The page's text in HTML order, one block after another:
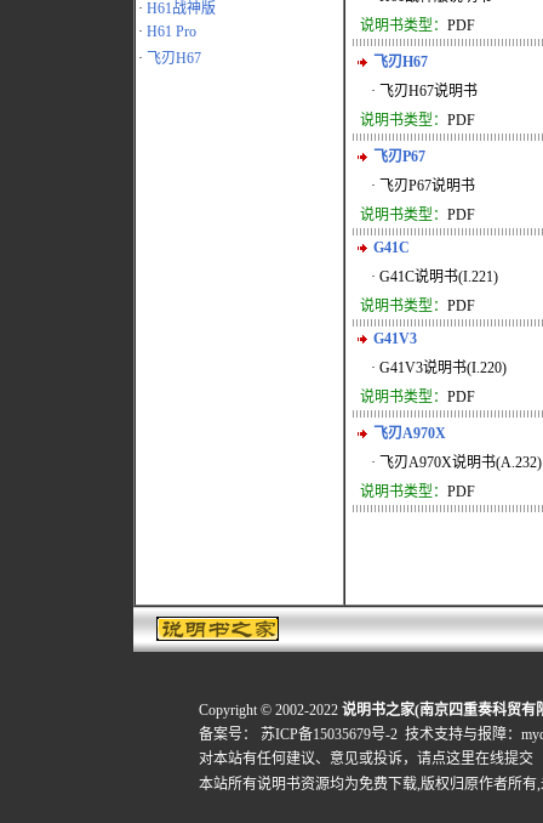
· H61战神版
· H61 Pro
·
飞刃H67
说明书类型： PDF
飞刃H67
· 飞刃H67说明书
说明书类型： PDF
飞刃P67
· 飞刃P67说明书
说明书类型： PDF
G41C
· G41C说明书(I.221)
说明书类型： PDF
G41V3
· G41V3说明书(I.220)
说明书类型： PDF
飞刃A970X
· 飞刃A970X说明书(A.232)
说明书类型： PDF
Copyright © 2002-2022 说明书之家(南京四重奏科贸有
备案号：
苏ICP备15035679号-2 技术支持与报障：
对本站有任何建议、意见或投诉， 请点这里在线提交
本站所有说明书资源均为免费下载,版权归原作者所